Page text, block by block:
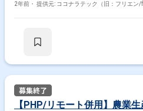
2年前・ 提供元: ココナラテック（旧：フリエン/
【PHP/リモート併用】農業